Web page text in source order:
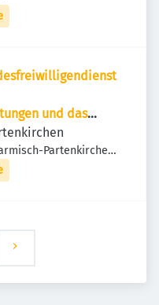
und das
Partenkirchen,